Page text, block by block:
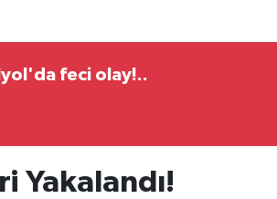
feci olay!..
Yakalandı!